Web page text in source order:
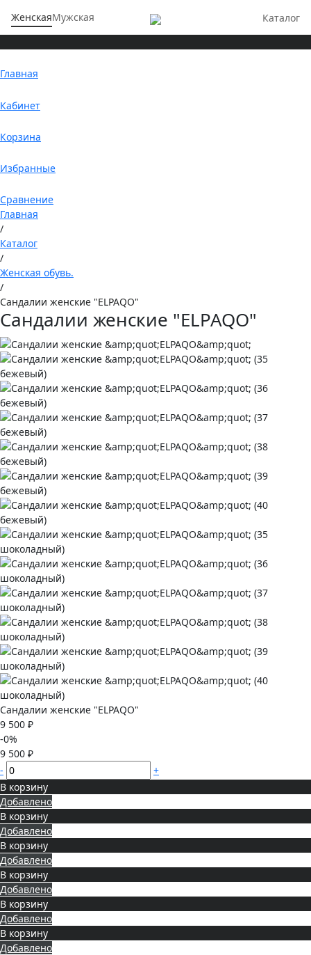
ЖенскаяМужская Каталог
Главная
Кабинет
Корзина
Избранные
Сравнение
Главная
/
Каталог
/
Женская обувь.
/
Сандалии женские "ELPAQO"
Сандалии женские "ELPAQO"
Сандалии женские "ELPAQO"
9 500 ₽
-0%
9 500 ₽
-
+
В корзину
Добавлено
В корзину
Добавлено
В корзину
Добавлено
В корзину
Добавлено
В корзину
Добавлено
В корзину
Добавлено